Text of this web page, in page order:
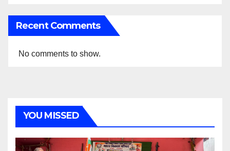
Recent Comments
No comments to show.
YOU MISSED